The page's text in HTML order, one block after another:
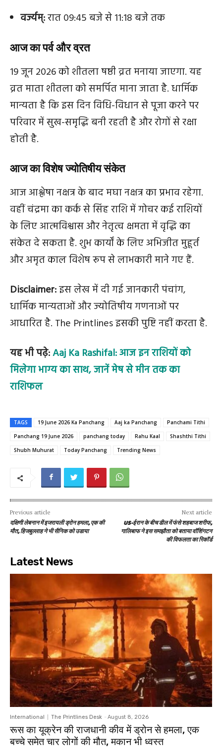
वर्ज्यम्:रात 09:45 बजे से 11:18 बजे तक
आज का पर्व और व्रत
19 जून 2026 को शीतला षष्ठी व्रत मनाया जाएगा. यह
व्रत माता शीतला को समर्पित माना जाता है. धार्मिक
मान्यता है कि इस दिन विधि-विधान से पूजा करने पर
परिवार में सुख-समृद्धि बनी रहती है और रोगों से रक्षा
होती है.
आज का विशेष ज्योतिषीय संकेत
आज आश्लेषा नक्षत्र के बाद मघा नक्षत्र का प्रभाव रहेगा.
वहीं चंद्रमा का कर्क से सिंह राशि में गोचर कई राशियों
के लिए आत्मविश्वास और नेतृत्व क्षमता में वृद्धि का
संकेत दे सकता है. शुभ कार्यों के लिए अभिजीत मुहूर्त
और अमृत काल विशेष रूप से लाभकारी माने गए हैं.
Disclaimer:इस लेख में दी गई जानकारी पंचांग,
धार्मिक मान्यताओं और ज्योतिषीय गणनाओं पर
आधारित है. The Printlines इसकी पुष्टि नहीं करता है.
यह भी पढ़े:Aaj Ka Rashifal: आज इन राशियों को
मिलेगा भाग्य का साथ, जानें मेष से मीन तक का
राशिफल
TAGS 19 June 2026 Ka Panchang Aaj ka Panchang
Panchami Tithi
Panchang 19 June 2026
panchang today Rahu Kaal
Shashthi Tithi
Shubh Muhurat
Today Panchang Trending News
Previous article
दक्षिणी लेबनान में इजरायली ड्रोन हमला, एक की
मौत, हिजबुल्लाह ने भी सैनिक को उडाया
Next article
US-ईरान के बीच डील में फंसे शहबाज शरीफ,
गालिबाफ ने इस समझौता को बताया वॉशिंगटन
की विफलता का रिकॉर्ड
Latest News
International The Printlines Desk - August 8, 2026
रूस का यूक्रेन की राजधानी कीव में ड्रोन से हमला, एक
बच्चे समेत चार लोगों की मौत, मकान भी ध्वस्त